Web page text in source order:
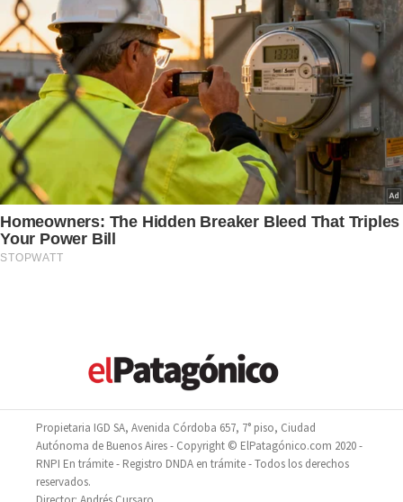
Propietaria IGD SA, Avenida Córdoba 657, 7° piso, Ciudad
Autónoma de Buenos Aires - Copyright © ElPatagónico.com 2020 -
RNPI En trámite - Registro DNDA en trámite - Todos los derechos
reservados.